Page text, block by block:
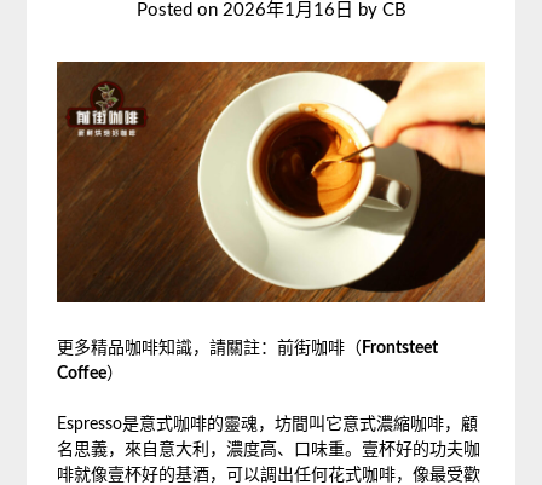
Posted on 2026年1月16日 by CB
更多精品咖啡知識，請關註：前街咖啡（ Frontsteet
Coffee）
Espresso是意式咖啡的靈魂，坊間叫它意式濃縮咖啡，顧
名思義，來自意大利，濃度高、口味重。壹杯好的功夫咖
啡就像壹杯好的基酒，可以調出任何花式咖啡，像最受歡